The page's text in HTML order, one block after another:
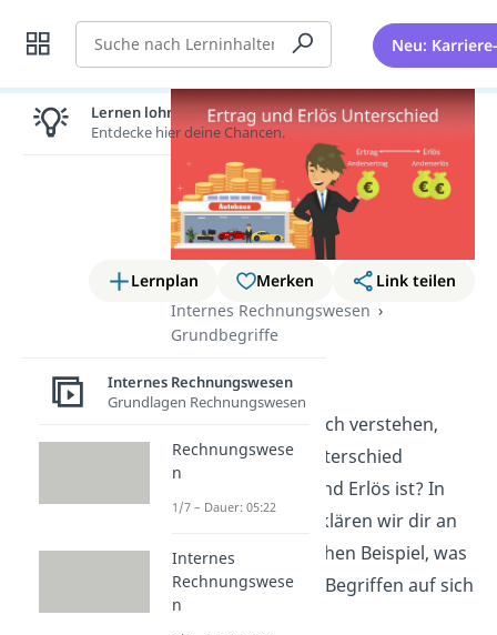
Suche Neu:
Lernplan Merken
Link teilen
Internes Rechnungswesen
Grundbegriffe
Ertrag Erlös
Du möchtest endlich verstehen,
was genau der Unterschied
zwischen Ertrag und Erlös ist? In
diesem Beitrag erklären wir dir an
einem ganz einfachen Beispiel, was
es mit den beiden Begriffen auf sich
hat.
Lernen lohnt sich!
Entdecke hier deine Chancen.
Internes Rechnungswesen
Grundlagen Rechnungswesen
Rechnungswese
n
1/7 – Dauer: 05:22
Internes
Rechnungswese
n